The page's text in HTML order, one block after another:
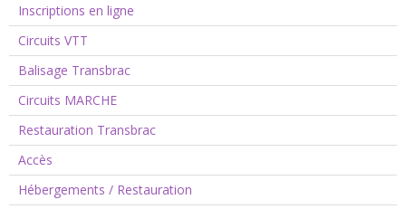
Inscriptions en ligne
Circuits VTT
Balisage Transbrac
Circuits MARCHE
Restauration Transbrac
Accès
Hébergements / Restauration